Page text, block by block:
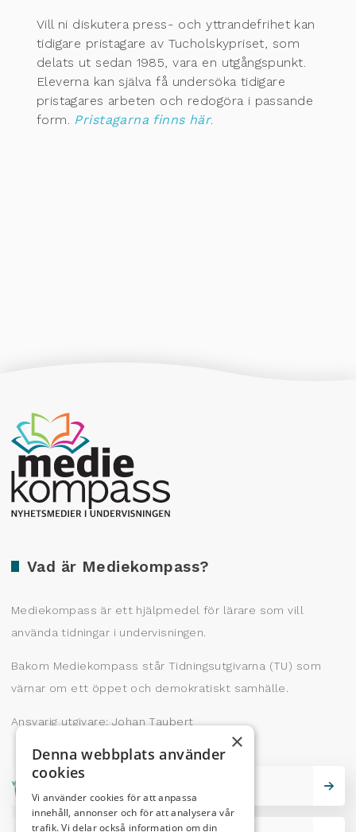
Vill ni diskutera press- och yttrandefrihet kan
tidigare pristagare av Tucholskypriset, som
delats ut sedan 1985, vara en utgångspunkt.
Eleverna kan själva få undersöka tidigare
pristagares arbeten och redogöra i passande
form. Pristagarna finns här.
Vad är Mediekompass?
Mediekompass är ett hjälpmedel för lärare som vill
använda tidningar i undervisningen.
Bakom Mediekompass står Tidningsutgivarna (TU) som
värnar om ett öppet och demokratiskt samhälle.
Ansvarig utgivare: Johan Taubert
Producerad av Gota Media Brand Studio
×
Denna webbplats använder
cookies
Vi använder cookies för att anpassa
innehåll, annonser och för att analysera vår
trafik. Vi delar också information om din